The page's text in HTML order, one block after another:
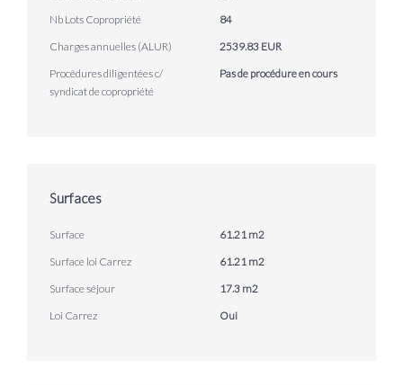
Nb Lots Copropriété
84
Charges annuelles (ALUR)
2539.83 EUR
Procédures diligentées c/
syndicat de copropriété
Pas de procédure en cours
Surfaces
Surface
61.21 m2
Surface loi Carrez
61.21 m2
Surface séjour
17.3 m2
Loi Carrez
Oui